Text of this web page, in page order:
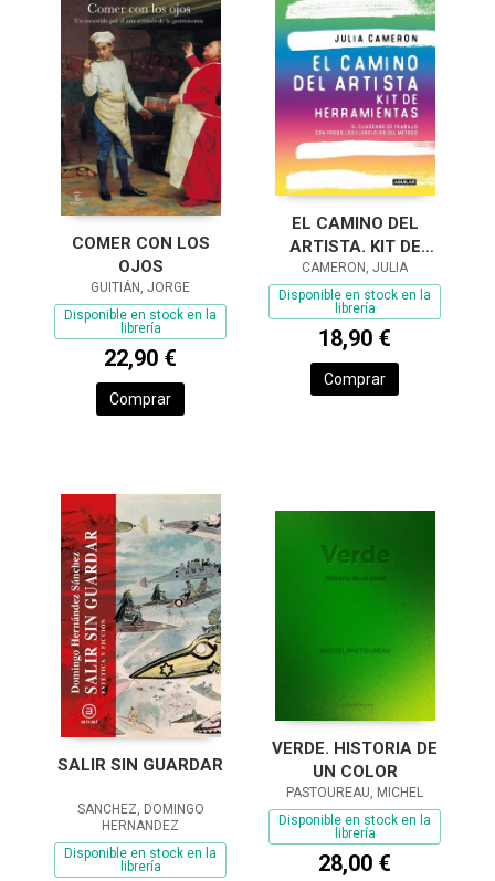
COMER CON LOS
OJOS
GUITIÁN, JORGE
Disponible en stock en la
librería
22,90 €
Comprar
EL CAMINO DEL
ARTISTA. KIT DE
HERRAMIENTAS
CAMERON, JULIA
Disponible en stock en la
librería
18,90 €
Comprar
SALIR SIN GUARDAR
SANCHEZ, DOMINGO
HERNANDEZ
Disponible en stock en la
librería
VERDE. HISTORIA DE
UN COLOR
PASTOUREAU, MICHEL
Disponible en stock en la
librería
28,00 €